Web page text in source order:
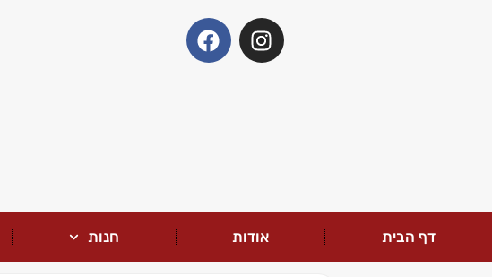
דף הבית אודות חנות